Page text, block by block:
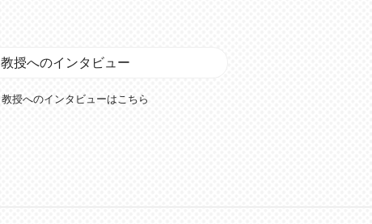
教授へのインタビュー
教授へのインタビューはこちら